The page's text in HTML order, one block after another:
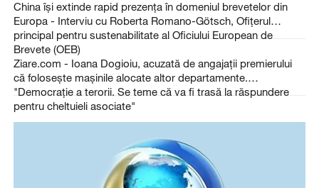
China își extinde rapid prezența în domeniul brevetelor din
Europa - Interviu cu Roberta Romano-Götsch, Ofițerul
principal pentru sustenabilitate al Oficiului European de
Brevete (OEB)
Ziare.com - Ioana Dogioiu, acuzată de angajații premierului
că folosește mașinile alocate altor departamente.
"Democrație a terorii. Se teme că va fi trasă la răspundere
pentru cheltuieli asociate"